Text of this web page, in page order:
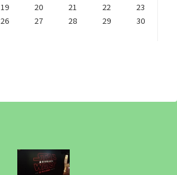
19 20 21 22
23
26 27 28 29
30